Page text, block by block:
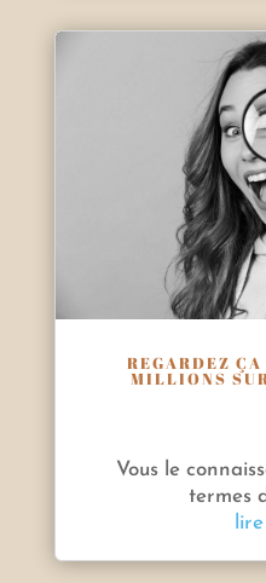
REGARDEZ
MILLIONS
Vous le
termes